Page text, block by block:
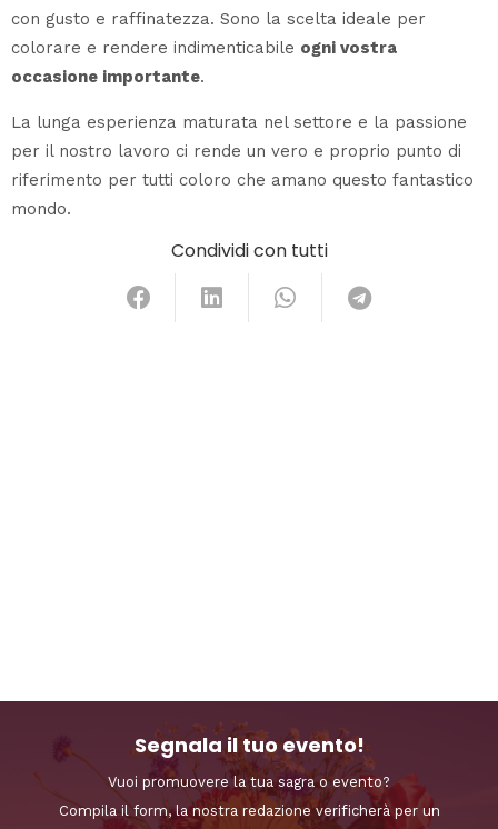
con gusto e raffinatezza. Sono la scelta ideale per
colorare e rendere indimenticabile ogni vostra
occasione importante.
La lunga esperienza maturata nel settore e la passione
per il nostro lavoro ci rende un vero e proprio punto di
riferimento per tutti coloro che amano questo fantastico
mondo.
Condividi con tutti
Segnala il tuo evento!
Vuoi promuovere la tua sagra o evento?
Compila il form, la nostra redazione verificherà per un